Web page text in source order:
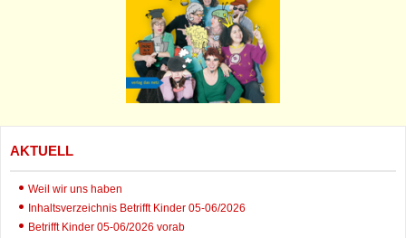
AKTUELL
Weil wir uns haben
Inhaltsverzeichnis Betrifft Kinder 05-06/2026
Betrifft Kinder 05-06/2026 vorab